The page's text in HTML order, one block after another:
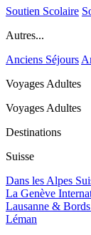
Soutien Scolaire
Autres...
Anciens Séjours
Voyages Adultes
Voyages Adultes
Destinations
Suisse
Dans les Alpes
La Genève
Lausanne &
Léman